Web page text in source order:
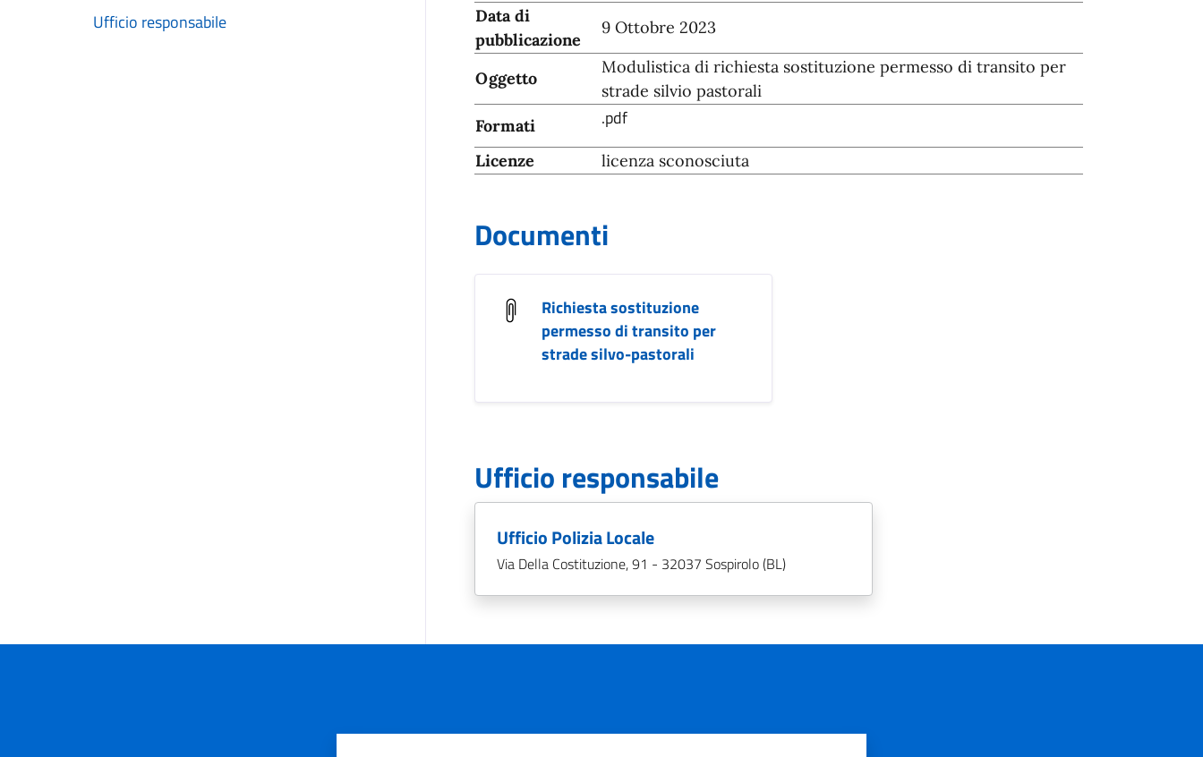
Ufficio responsabile
Data di
pubblicazione
9 Ottobre 2023
Oggetto
Modulistica di richiesta sostituzione permesso di transito per
strade silvio pastorali
Formati
.pdf
Licenze licenza sconosciuta
Documenti
Richiesta sostituzione
permesso di transito per
strade silvo-pastorali
Ufficio responsabile
Ufficio Polizia Locale
Via Della Costituzione, 91 - 32037 Sospirolo (BL)